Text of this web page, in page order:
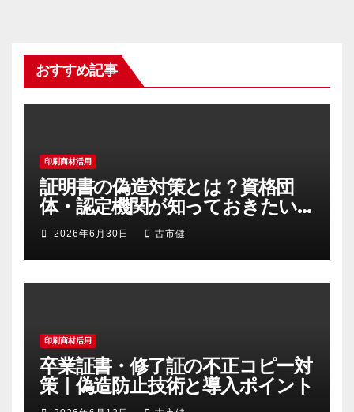
おすすめ記事
印刷商材活用
証明書の偽造対策とは？資格団
体・認定機関が知っておきたい
不正コピー防止策
2026年6月30日 古市健
印刷商材活用
卒業証書・修了証の不正コピー対
策｜偽造防止技術と導入ポイント